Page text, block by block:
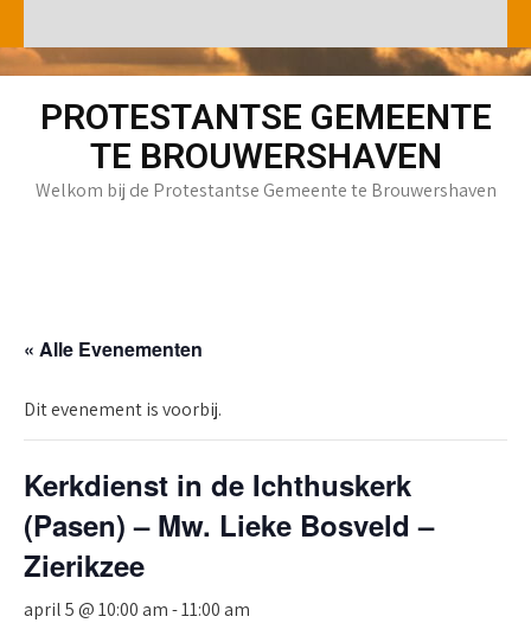
to
content
PROTESTANTSE GEMEENTE
TE BROUWERSHAVEN
Welkom bij de Protestantse Gemeente te Brouwershaven
« Alle Evenementen
Dit evenement is voorbij.
Kerkdienst in de Ichthuskerk
(Pasen) – Mw. Lieke Bosveld –
Zierikzee
april 5 @ 10:00 am-11:00 am